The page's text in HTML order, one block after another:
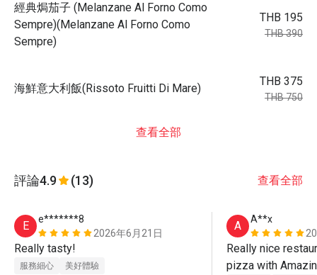
經典焗茄子 (Melanzane Al Forno Como
Sempre)(Melanzane Al Forno Como
Sempre)
THB 195
THB 390
海鮮意大利飯(Rissoto Fruitti Di Mare)
THB 375
THB 750
查看全部
評論4.9 (13) 查看全部
E
e*******8
2026年6月21日
Really tasty!
服務細心 美好體驗
A
A**x
Really nice
pizza with